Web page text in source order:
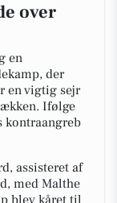
over
en
der
en vigtig sejr
Ifølge
kontraangreb
assisteret af
med Malthe
blev kåret til